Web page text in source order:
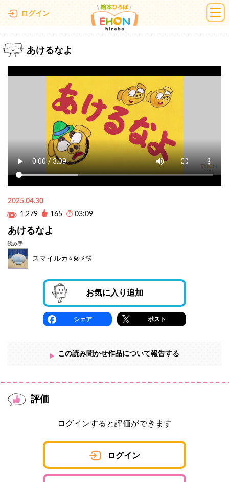
ログイン 絵本ひろば
あけるなよ
2025.04.30
1,279
165 03:09
あけるなよ
読み手
スマイルカ⭐️💫⚡️🫧
お気に入り追加
シェア ポスト
この読み聞かせ作品について報告する
評価
ログインすると評価ができます
ログイン